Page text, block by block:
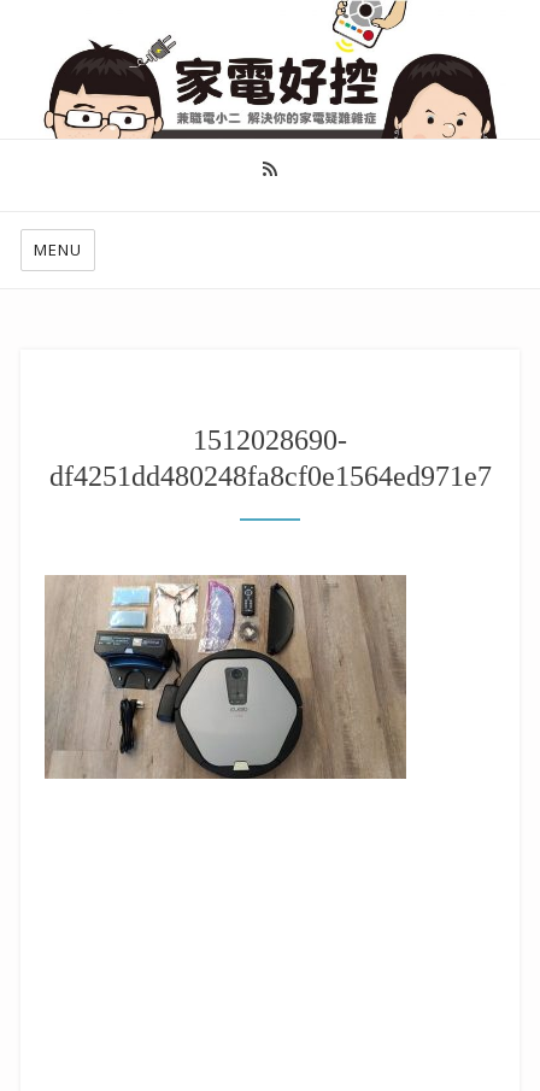
幫你做好功課，看了就知怎麼找出適合自己的家電
MENU
1512028690-
df4251dd480248fa8cf0e1564ed971e7